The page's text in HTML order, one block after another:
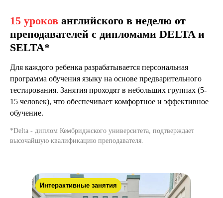
15 уроков английского в неделю от
преподавателей с дипломами DELTA и
SELTA*
Для каждого ребенка разрабатывается персональная
программа обучения языку на основе предварительного
тестирования. Занятия проходят в небольших группах (5-
15 человек), что обеспечивает комфортное и эффективное
обучение.
*Delta - диплом Кембриджского университета, подтверждает
высочайшую квалификацию преподавателя.
Интерактивные занятия